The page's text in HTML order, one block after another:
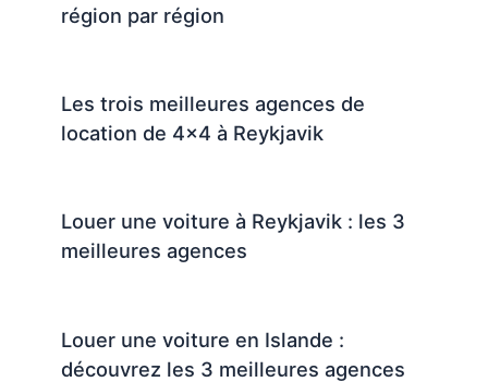
région par région
Les trois meilleures agences de
location de 4×4 à Reykjavik
Louer une voiture à Reykjavik : les 3
meilleures agences
Louer une voiture en Islande :
découvrez les 3 meilleures agences